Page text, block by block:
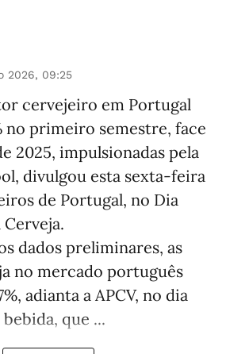
2026, 09:25
cervejeiro em Portugal
no primeiro semestre, face
2025, impulsionadas pela
divulgou esta sexta-feira
de Portugal, no Dia
dados preliminares, as
no mercado português
adianta a APCV, no dia
que ...